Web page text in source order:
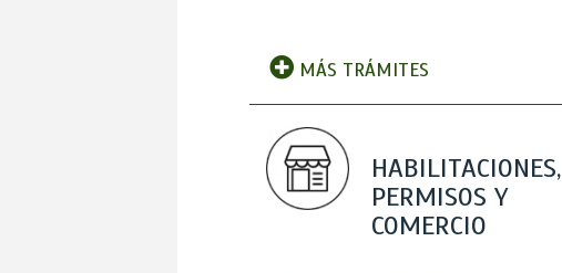
MÁS TRÁMITES
HABILITACIONES,
PERMISOS Y
COMERCIO